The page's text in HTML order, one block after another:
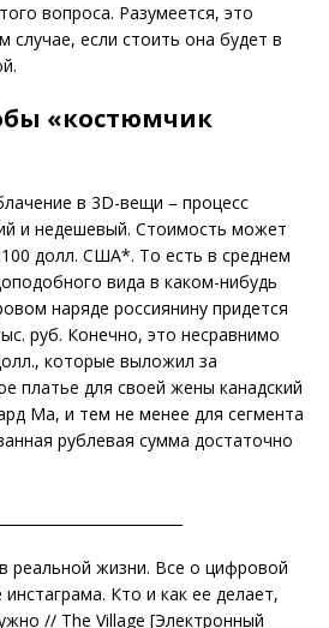
вопроса. Разумеется, это
случае, если стоить она будет в
«костюмчик
в 3D-вещи – процесс
и недешевый. Стоимость может
долл. США*. То есть в среднем
вида в каком-нибудь
наряде россиянину придется
руб. Конечно, это несравнимо
которые выложил за
платье для своей жены канадский
Ма, и тем не менее для сегмента
рублевая сумма достаточно
реальной жизни. Все о цифровой
Кто и как ее делает,
// The Village [Электронный